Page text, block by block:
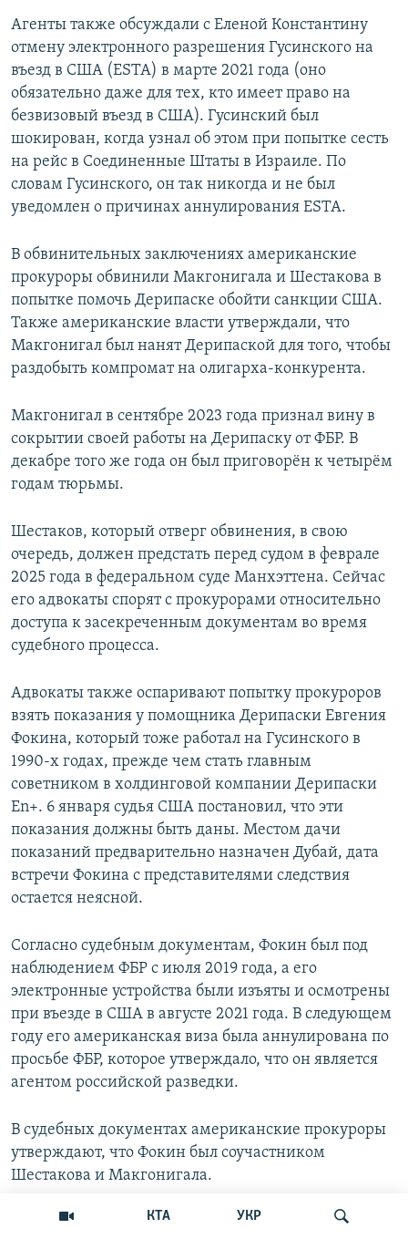
КТА УКР
Агенты также обсуждали с Еленой Константину
отмену электронного разрешения Гусинского на
въезд в США (ESTA) в марте 2021 года (оно
обязательно даже для тех, кто имеет право на
безвизовый въезд в США). Гусинский был
шокирован, когда узнал об этом при попытке сесть
на рейс в Соединенные Штаты в Израиле. По
словам Гусинского, он так никогда и не был
уведомлен о причинах аннулирования ESTA.
В обвинительных заключениях американские
прокуроры обвинили Макгонигала и Шестакова в
попытке помочь Дерипаске обойти санкции США.
Также американские власти утверждали, что
Макгонигал был нанят Дерипаской для того, чтобы
раздобыть компромат на олигарха-конкурента.
Макгонигал в сентябре 2023 года признал вину в
сокрытии своей работы на Дерипаску от ФБР. В
декабре того же года он был приговорён к четырём
годам тюрьмы.
Шестаков, который отверг обвинения, в свою
очередь, должен предстать перед судом в феврале
2025 года в федеральном суде Манхэттена. Сейчас
его адвокаты спорят с прокурорами относительно
доступа к засекреченным документам во время
судебного процесса.
Адвокаты также оспаривают попытку прокуроров
взять показания у помощника Дерипаски Евгения
Фокина, который тоже работал на Гусинского в
1990-х годах, прежде чем стать главным
советником в холдинговой компании Дерипаски
En+. 6 января судья США постановил, что эти
показания должны быть даны. Местом дачи
показаний предварительно назначен Дубай, дата
встречи Фокина с представителями следствия
остается неясной.
Согласно судебным документам, Фокин был под
наблюдением ФБР с июля 2019 года, а его
электронные устройства были изъяты и осмотрены
при въезде в США в августе 2021 года. В следующем
году его американская виза была аннулирована по
просьбе ФБР, которое утверждало, что он является
агентом российской разведки.
В судебных документах американские прокуроры
утверждают, что Фокин был соучастником
Шестакова и Макгонигала.
На момент написания этой статьи санкции против